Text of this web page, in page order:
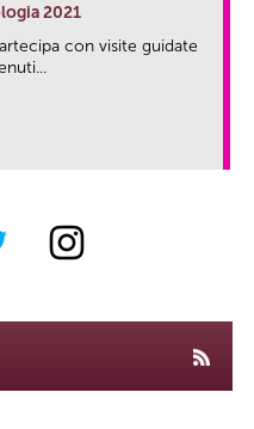
2021
con visite guidate